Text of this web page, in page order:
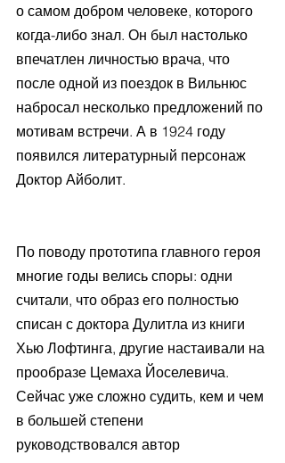
о самом добром человеке, которого
когда-либо знал. Он был настолько
впечатлен личностью врача, что
после одной из поездок в Вильнюс
набросал несколько предложений по
мотивам встречи. А в 1924 году
появился литературный персонаж
Доктор Айболит.
По поводу прототипа главного героя
многие годы велись споры: одни
считали, что образ его полностью
списан с доктора Дулитла из книги
Хью Лофтинга, другие настаивали на
прообразе Цемаха Йоселевича.
Сейчас уже сложно судить, кем и чем
в большей степени
руководствовался автор